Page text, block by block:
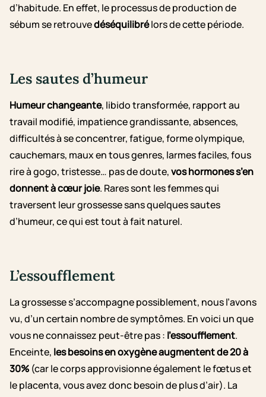
d’habitude. En effet, le processus de production de
sébum se retrouvedéséquilibrélors de cette période.
Les sautes d’humeur
Humeur changeante, libido transformée, rapport au
travail modifié, impatience grandissante, absences,
difficultés à se concentrer, fatigue, forme olympique,
cauchemars, maux en tous genres, larmes faciles, fous
rire à gogo, tristesse… pas de doute,vos hormones s’en
donnent à cœur joie. Rares sont les femmes qui
traversent leur grossesse sans quelques sautes
d’humeur, ce qui est tout à fait naturel.
L’essoufflement
La grossesse s’accompagne possiblement, nous l’avons
vu, d’un certain nombre de symptômes. En voici un que
vous ne connaissez peut-être pas : l’essoufflement.
Enceinte, les besoins en oxygène augmententde 20 à
30% (car le corps approvisionne également le fœtus et
le placenta, vous avez donc besoin de plus d’air). La